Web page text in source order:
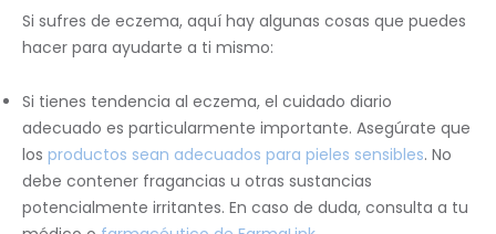
Si sufres de eczema, aquí hay algunas cosas que puedes
hacer para ayudarte a ti mismo:
Si tienes tendencia al eczema, el cuidado diario
adecuado es particularmente importante. Asegúrate que
los productos sean adecuados para pieles sensibles. No
debe contener fragancias u otras sustancias
potencialmente irritantes. En caso de duda, consulta a tu